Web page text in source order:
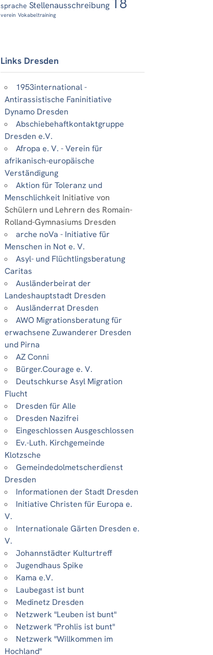
sprache Stellenausschreibung T8
verein Vokabeltraining
Links Dresden
1953international -
Antirassistische Faninitiative
Dynamo Dresden
Abschiebehaftkontaktgruppe
Dresden e.V.
Afropa e. V. - Verein für
afrikanisch-europäische
Verständigung
Aktion für Toleranz und
Menschlichkeit Initiative von
Schülern und Lehrern des Romain-
Rolland-Gymnasiums Dresden
arche noVa - Initiative für
Menschen in Not e. V.
Asyl- und Flüchtlingsberatung
Caritas
Ausländerbeirat der
Landeshauptstadt Dresden
Ausländerrat Dresden
AWO Migrationsberatung für
erwachsene Zuwanderer Dresden
und Pirna
AZ Conni
Bürger.Courage e. V.
Deutschkurse Asyl Migration
Flucht
Dresden für Alle
Dresden Nazifrei
Eingeschlossen Ausgeschlossen
Ev.-Luth. Kirchgemeinde
Klotzsche
Gemeindedolmetscherdienst
Dresden
Informationen der Stadt Dresden
Initiative Christen für Europa e.
V.
Internationale Gärten Dresden e.
V.
Johannstädter Kulturtreff
Jugendhaus Spike
Kama e.V.
Laubegast ist bunt
Medinetz Dresden
Netzwerk "Leuben ist bunt"
Netzwerk "Prohlis ist bunt"
Netzwerk "Willkommen im
Hochland"